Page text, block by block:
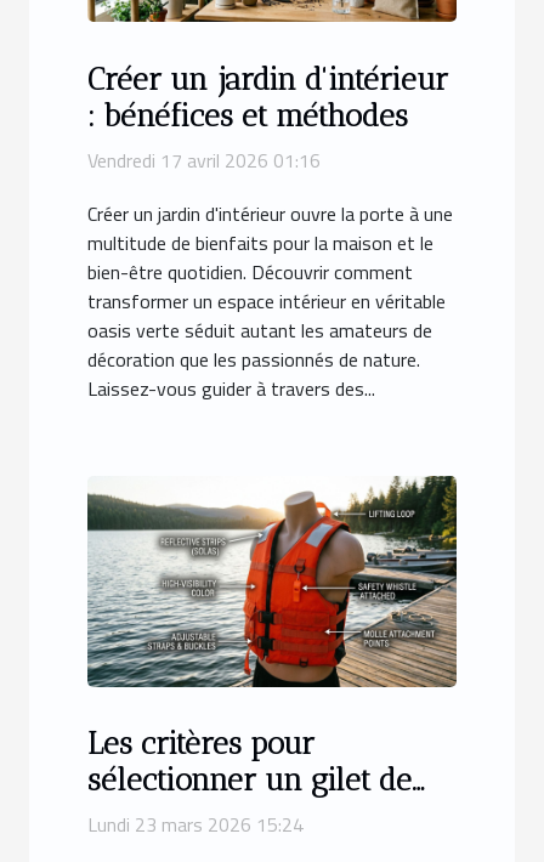
Créer un jardin d'intérieur
: bénéfices et méthodes
Vendredi 17 avril 2026 01:16
Créer un jardin d'intérieur ouvre la porte à une
multitude de bienfaits pour la maison et le
bien-être quotidien. Découvrir comment
transformer un espace intérieur en véritable
oasis verte séduit autant les amateurs de
décoration que les passionnés de nature.
Laissez-vous guider à travers des...
Les critères pour
sélectionner un gilet de
sauvetage adapté à vos
Lundi 23 mars 2026 15:24